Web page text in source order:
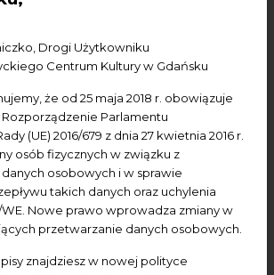
Drogi Użytkowniku
Centrum Kultury w Gdańsku
że od 25 maja 2018 r. obowiązuje
Parlamentu
(UE) 2016/679 z dnia 27 kwietnia 2016 r.
osób fizycznych w związku z
osobowych i w sprawie
takich danych oraz uchylenia
Nowe prawo wprowadza zmiany w
przetwarzanie danych osobowych.
znajdziesz w nowej polityce
jest projekt działań z zakresu
wzbogacający ofertę
o lokalnych krajobrazach oraz
architektonicznej.
powinny odnosić się do przynajmniej
w opublikowanym właśnie
województwa pomorskiego –
(załącznik nr 4)